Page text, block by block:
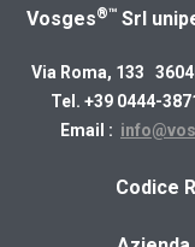
Vosges®™ Srl
Via Roma, 133
Tel. +39 0444-
Email :
​Codice